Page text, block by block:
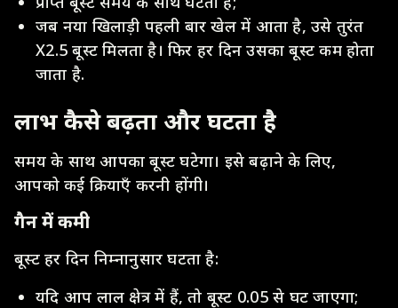
जब नया खिलाड़ी पहली बार खेल में आता है, उसे तुरंत
X2.5 बूस्ट मिलता है। फिर हर दिन उसका बूस्ट कम होता
जाता है.
लाभ कैसे बढ़ता और घटता है
समय के साथ आपका बूस्ट घटेगा। इसे बढ़ाने के लिए,
आपको कई क्रियाएँ करनी होंगी।
गैन में कमी
बूस्ट हर दिन निम्नानुसार घटता है:
यदि आप लाल क्षेत्र में हैं, तो बूस्ट 0.05 से घट जाएगा;